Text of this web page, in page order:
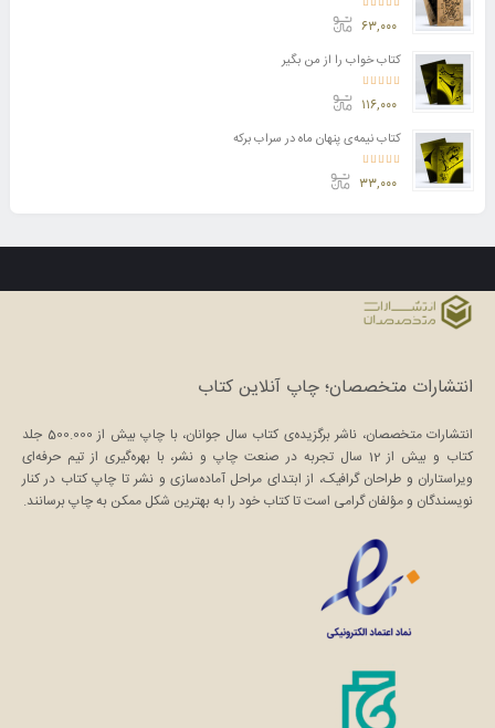
امتیاز5.00 از 5 ۶۳,۰۰۰
کتاب خواب را از من بگیر
امتیاز5.00 از 5 ۱۱۶,۰۰۰
کتاب نیمه‌ی پنهان ماه در سراب برکه
امتیاز5.00 از 5 ۳۳,۰۰۰
انتشارات متخصصان؛ چاپ آنلاین کتاب
انتشارات متخصصان، ناشر برگزیده‌ی کتاب سال جوانان، با چاپ بیش از 500.000 جلد
کتاب و بیش از 12 سال تجربه در صنعت چاپ و نشر، با بهره‌گیری از تیم حرفه‌ای
ویراستاران و طراحان گرافیک، از ابتدای مراحل آماده‌سازی و نشر تا چاپ کتاب در کنار
نویسندگان و مؤلفان گرامی است تا کتاب خود را به بهترین شکل ممکن به چاپ برسانند.